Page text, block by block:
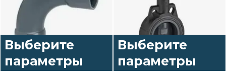
Выберите
параметры
Выберите
параметры